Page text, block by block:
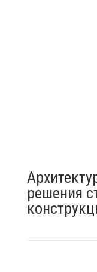
решения